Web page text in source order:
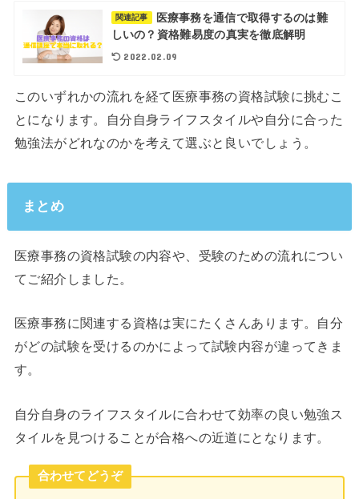
関連記事
医療事務を通信で取得するのは難
しいの？資格難易度の真実を徹底解明
2022.02.09
このいずれかの流れを経て医療事務の資格試験に挑むこ
とになります。自分自身ライフスタイルや自分に合った
勉強法がどれなのかを考えて選ぶと良いでしょう。
まとめ
医療事務の資格試験の内容や、受験のための流れについ
てご紹介しました。
医療事務に関連する資格は実にたくさんあります。自分
がどの試験を受けるのかによって試験内容が違ってきま
す。
自分自身のライフスタイルに合わせて効率の良い勉強ス
タイルを見つけることが合格への近道にとなります。
合わせてどうぞ